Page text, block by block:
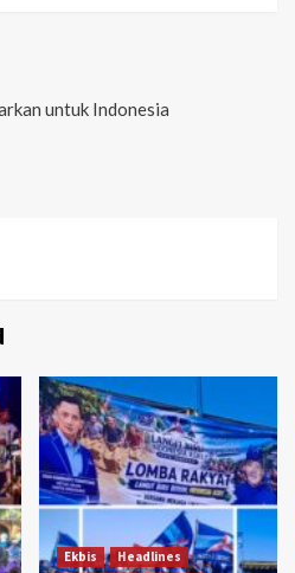
untuk Indonesia
Ekbis
Headlines